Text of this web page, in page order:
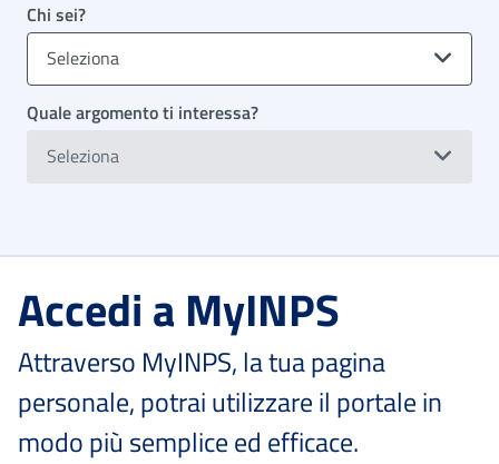
Chi sei?
Seleziona
Quale argomento ti interessa?
Seleziona
Accedi a MyINPS
Attraverso MyINPS, la tua pagina
personale, potrai utilizzare il portale in
modo più semplice ed efficace.